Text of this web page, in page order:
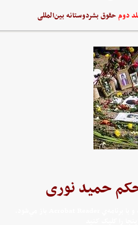
دومحقوق بشردوستانه بین‌المللی
حمید نوری